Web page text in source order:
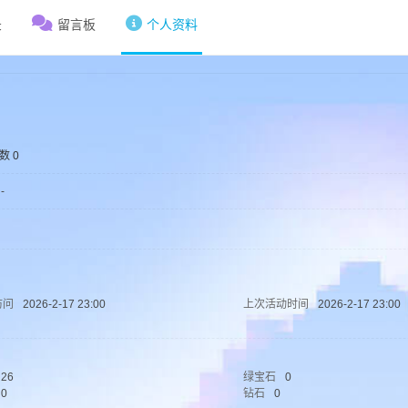
留言板 个人资料
0
-
2026-2-17 23:00 上次活动时间 2026-2-17 23:00
26 绿宝石
0
0
钻石 0